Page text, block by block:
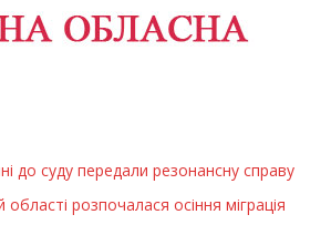
до суду передали резонансну справу
області розпочалася осіння міграція